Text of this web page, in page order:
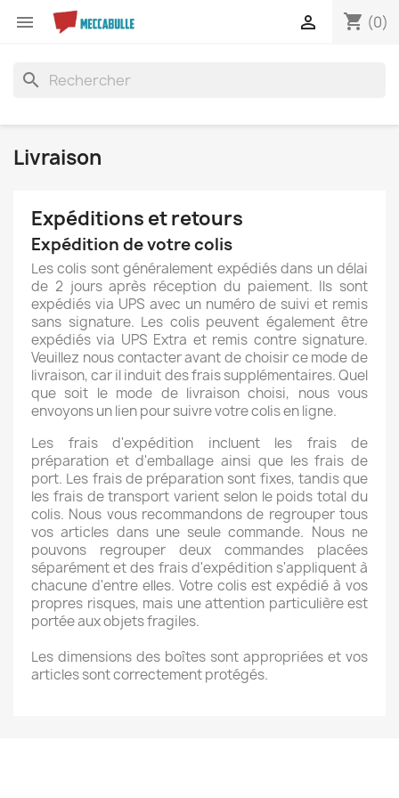
 shopping_cart (0)

search
Livraison
Expéditions et retours
Expédition de votre colis
Les colis sont généralement expédiés dans un délai
de 2 jours après réception du paiement. Ils sont
expédiés via UPS avec un numéro de suivi et remis
sans signature. Les colis peuvent également être
expédiés via UPS Extra et remis contre signature.
Veuillez nous contacter avant de choisir ce mode de
livraison, car il induit des frais supplémentaires. Quel
que soit le mode de livraison choisi, nous vous
envoyons un lien pour suivre votre colis en ligne.
Les frais d'expédition incluent les frais de
préparation et d'emballage ainsi que les frais de
port. Les frais de préparation sont fixes, tandis que
les frais de transport varient selon le poids total du
colis. Nous vous recommandons de regrouper tous
vos articles dans une seule commande. Nous ne
pouvons regrouper deux commandes placées
séparément et des frais d'expédition s'appliquent à
chacune d'entre elles. Votre colis est expédié à vos
propres risques, mais une attention particulière est
portée aux objets fragiles.
Les dimensions des boîtes sont appropriées et vos
articles sont correctement protégés.